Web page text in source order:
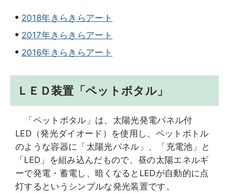
2018年きらきらアート
2017年きらきらアート
2016年きらきらアート
ＬＥＤ装置「ペットボタル」
「ペットボタル」は、太陽光発電パネル付
LED（発光ダイオード）を使用し、ペットボトル
のような容器に「太陽光パネル」、「充電池」と
「LED」を組み込んだもので、昼の太陽エネルギ
ーで発電・蓄電し、暗くなるとLEDが自動的に点
灯するというシンプルな発光装置です。